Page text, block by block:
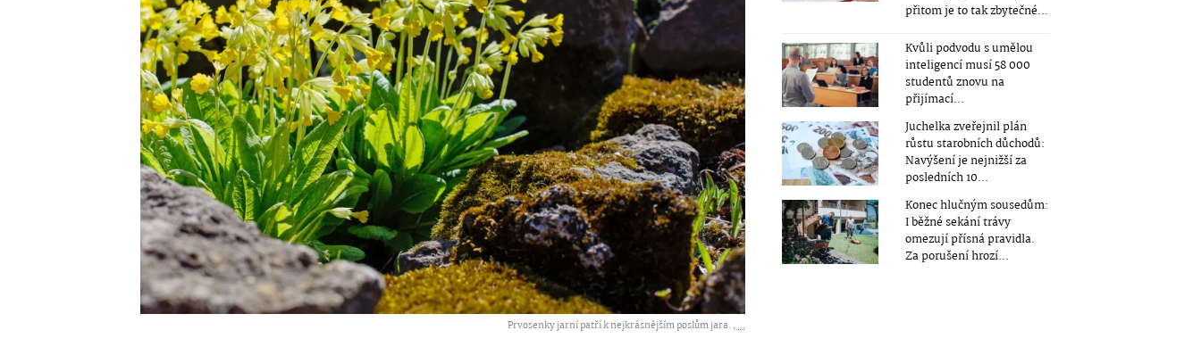
Prvosenky jarní patří k nejkrásnějším poslům jara. ,...
přitom je to tak zbytečné...
Kvůli podvodu s umělou
inteligencí musí 58 000
studentů znovu na
přijímací...
Juchelka zveřejnil plán
růstu starobních důchodů:
Navýšení je nejnižší za
posledních 10...
Konec hlučným sousedům:
I běžné sekání trávy
omezují přísná pravidla.
Za porušení hrozí...